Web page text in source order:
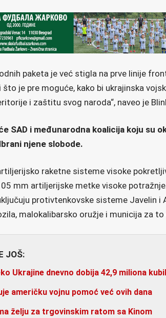
paketa je već stigla na prve linije
je pre moguće, kako bi ukrajinska
i zaštitu svog naroda“, naveo je
SAD i međunarodna koalicija koju su
njene slobode.
raketne sisteme visoke
mm artiljerijske metke visoke
protivtenkovske sisteme Javelin i
malokalibarsko oružje i municija za to
JOŠ:
Ukrajine dnevno dobija 42,9 miliona
američku vojnu pomoć već ovih dana
želju za trgovinskim ratom sa Kinom